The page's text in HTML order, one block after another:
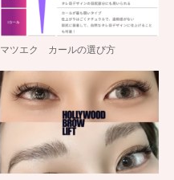
マツエク カールの選び方